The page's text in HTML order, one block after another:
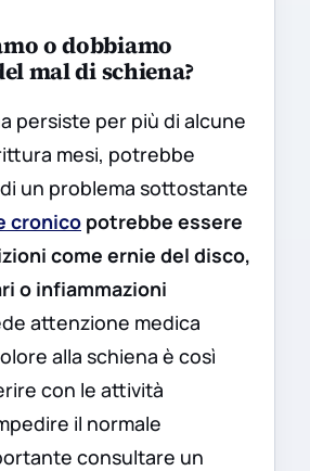
o dobbiamo
mal di schiena?
persiste per più di alcune
mesi, potrebbe
un problema sottostante
cronico potrebbe essere
come ernie del disco,
o infiammazioni
attenzione medica
alla schiena è così
con le attività
il normale
consultare un